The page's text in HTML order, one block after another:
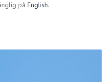
på English.